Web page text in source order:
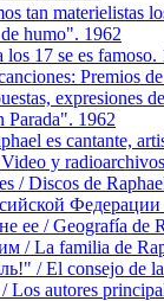
tan materielistas
humo". 1962
los 17 se es famoso.
Premios
expresiones
Parada". 1962
es cantante,
y
/ Discos de
ее / Geografía de
/ La familia de
/ El consejo de
autores